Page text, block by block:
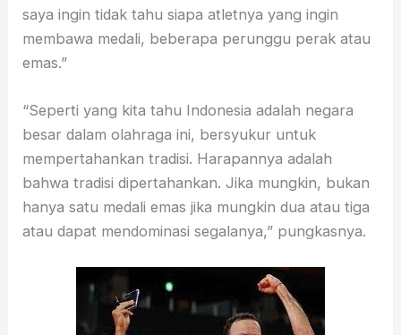
saya ingin tidak tahu siapa atletnya yang ingin
membawa medali, beberapa perunggu perak atau
emas.”
“Seperti yang kita tahu Indonesia adalah negara
besar dalam olahraga ini, bersyukur untuk
mempertahankan tradisi. Harapannya adalah
bahwa tradisi dipertahankan. Jika mungkin, bukan
hanya satu medali emas jika mungkin dua atau tiga
atau dapat mendominasi segalanya,” pungkasnya.